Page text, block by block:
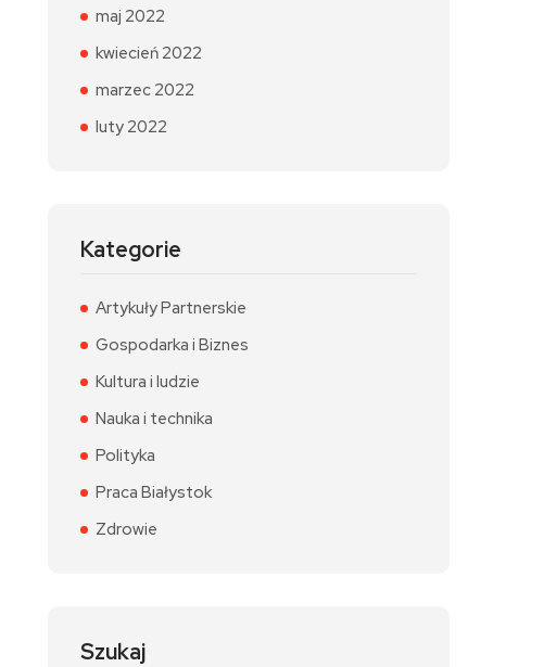
maj 2022
kwiecień 2022
marzec 2022
luty 2022
Kategorie
Artykuły Partnerskie
Gospodarka i Biznes
Kultura i ludzie
Nauka i technika
Polityka
Praca Białystok
Zdrowie
Szukaj